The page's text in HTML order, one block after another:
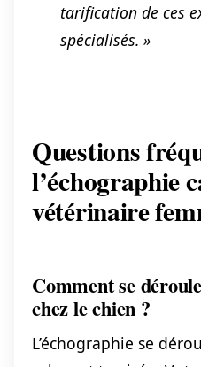
tarification de ces
spécialisés. »
Questions
l’échographie
vétérinaire
Comment se
chez le chien ?
L’échographie se